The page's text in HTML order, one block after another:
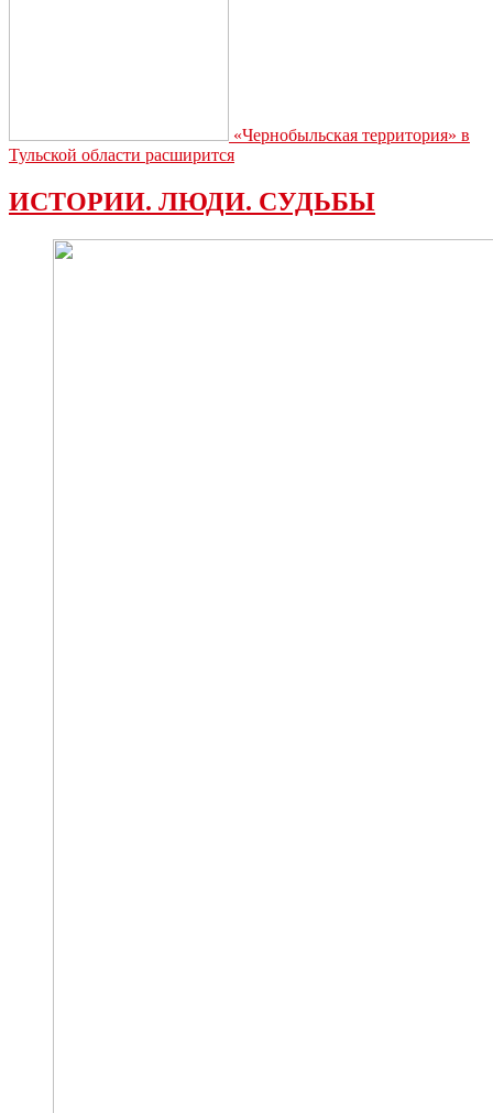
«Чернобыльская территория» в
Тульской области расширится
ИСТОРИИ. ЛЮДИ. СУДЬБЫ